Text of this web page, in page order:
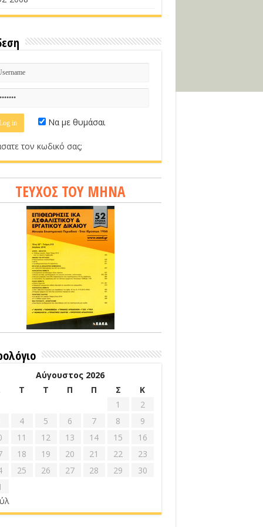
Να με θυμάσαι
τον κωδικό σας;
ΤΕΥΧΟΣ ΤΟΥ ΜΗΝΑ
Αύγουστος 2026
Τ Τ Π Π Σ
Κ
1
2
4 5 6 7 8
9
11 12 13 14 15
16
18 19 20 21 22
23
25 26 27 28 29
30